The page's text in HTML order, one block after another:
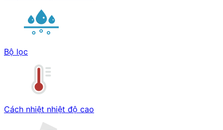
Bộ lọc
Cách nhiệt nhiệt độ cao